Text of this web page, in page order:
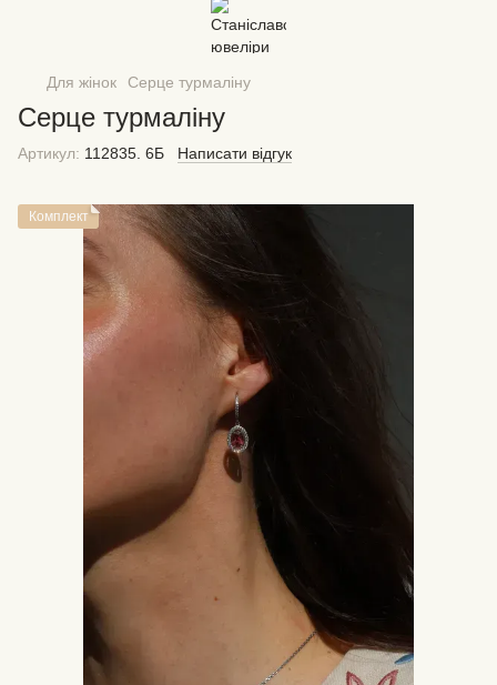
Для жінок Серце турмаліну
Серце турмаліну
Артикул: 112835. 6Б Написати відгук
Комплект